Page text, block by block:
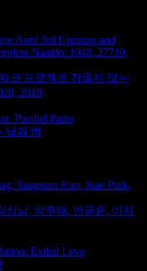
April 3rd Uprising and
Namdo: 1948, 27719,
크 프로젝트 잠들지 않는
2018
Parallel Paths
낮과 밤
Sangnam Kim, Juae Park,
남, 박주애, 변금윤, 이지
Exiled Love